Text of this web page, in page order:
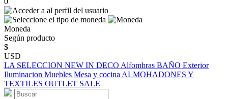
Moneda
Según producto
$
USD
LA SELECCION NEW IN DECO Alfombras BAÑO Exterior
Iluminacion Muebles Mesa y cocina ALMOHADONES Y
TEXTILES OUTLET SALE